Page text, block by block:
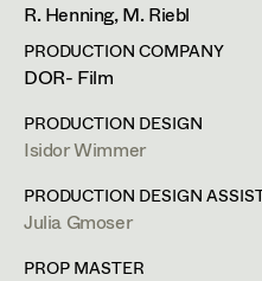
Art Department
Costume
Retired Members
Honorary Members
Michaela Kovacs
Werner Otto
Anna Reschl
Rudolf Schneider-
PROFILE
Bildmaterial
2016 Die Hölle
S. Ruzowitzky, Cinema
2016 Endabrechnung
M. Riebl, TV
R. Henning, M. Riebl
PRODUCTION COMPANY
DOR- Film
PRODUCTION DESIGN
Isidor Wimmer
PRODUCTION DESIGN
Julia Gmoser
PROP MASTER